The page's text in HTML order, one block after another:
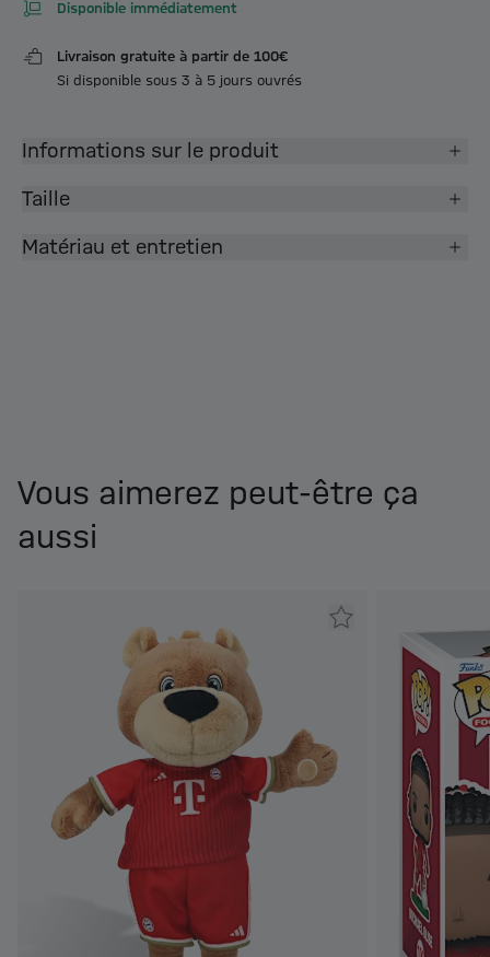
Disponible immédiatement
Livraison gratuite à partir de 100€
Si disponible sous 3 à 5 jours ouvrés
Informations sur le produit
Taille
Matériau et entretien
Vous aimerez peut-être ça
aussi